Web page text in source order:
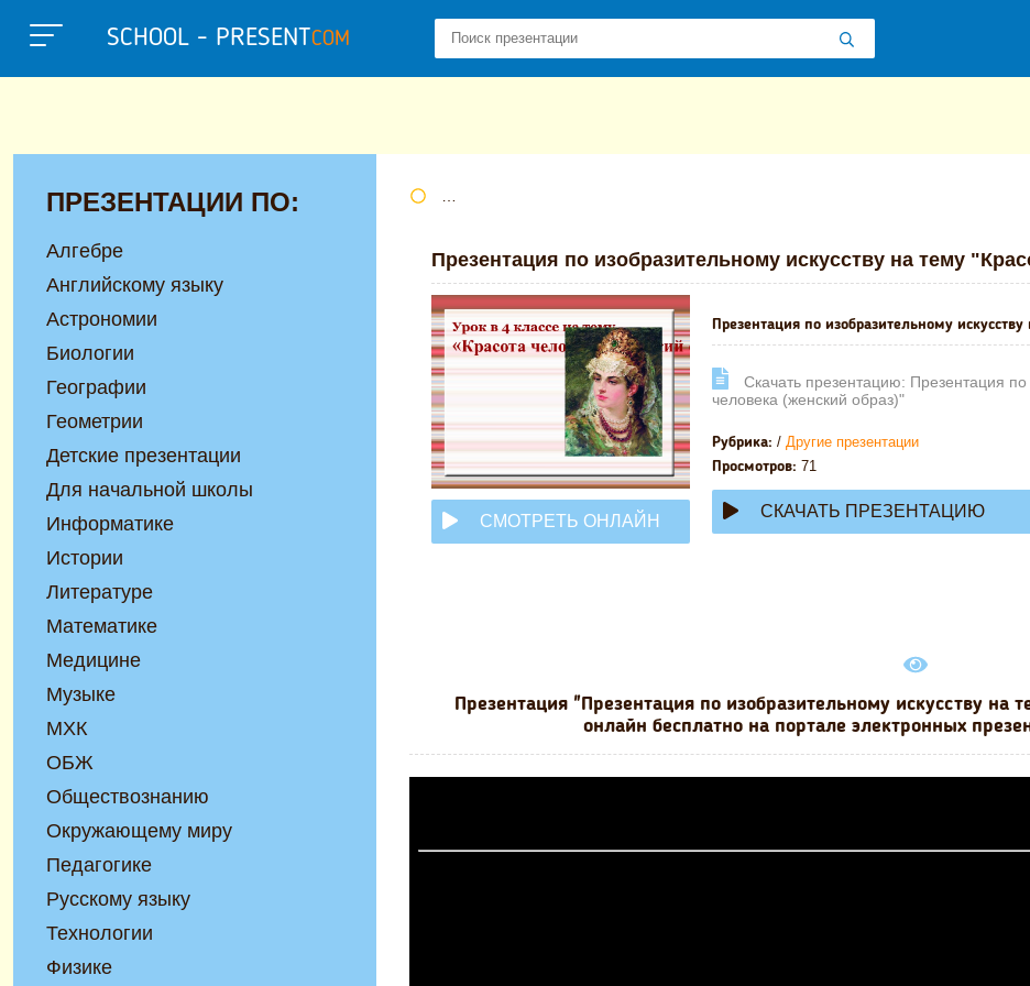
SCHOOL - PRESENTCOM
Презентация по изобразительному искусству на тему
СМОТРЕТЬ ОНЛАЙН
Презентация по изобразительному
Cкачать презентацию: Презентация
человека (женский образ)"
Рубрика: / Другие презентации
Просмотров: 71
СКАЧАТЬ ПРЕЗЕНТАЦИЮ
Презентация "Презентация по изобразительному искусству на
онлайн бесплатно на портале электронных
ПРЕЗЕНТАЦИИ ПО:
Алгебре
Английскому языку
Астрономии
Биологии
Географии
Геометрии
Детские презентации
Для начальной школы
Информатике
Истории
Литературе
Математике
Медицине
Музыке
МХК
ОБЖ
Обществознанию
Окружающему миру
Педагогике
Русскому языку
Технологии
Физике